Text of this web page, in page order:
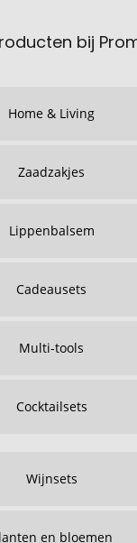
bij
Home & Living
Zaadzakjes
Lippenbalsem
Cadeausets
Multi-tools
Cocktailsets
Wijnsets
en bloemen